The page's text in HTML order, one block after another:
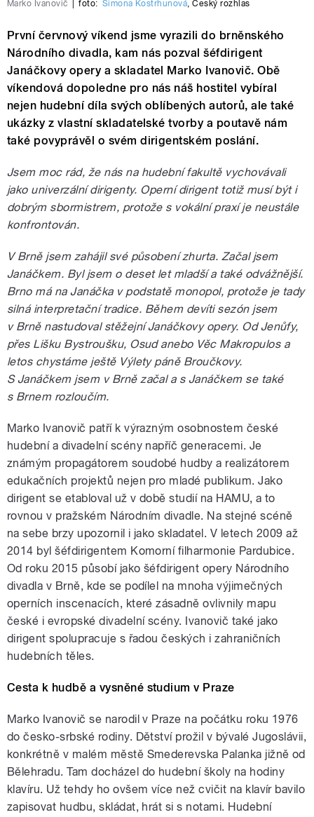
Marko Ivanovič foto: Simona Kostrhunová,Český rozhlas
První červnový víkend jsme vyrazili do brněnského
Národního divadla, kam nás pozval šéfdirigent
Janáčkovy opery a skladatel Marko Ivanovič. Obě
víkendová dopoledne pro nás náš hostitel vybíral
nejen hudební díla svých oblíbených autorů, ale také
ukázky z vlastní skladatelské tvorby a poutavě nám
také povyprávěl o svém dirigentském poslání.
Jsem moc rád, že nás na hudební fakultě vychovávali
jako univerzální dirigenty. Operní dirigent totiž musí být i
dobrým sbormistrem, protože s vokální praxí je neustále
konfrontován.
V Brně jsem zahájil své působení zhurta. Začal jsem
Janáčkem. Byl jsem o deset let mladší a také odvážnější.
Brno má na Janáčka v podstatě monopol, protože je tady
silná interpretační tradice. Během devíti sezón jsem
v Brně nastudoval stěžejní Janáčkovy opery. Od Jenůfy,
přes Lišku Bystroušku, Osud anebo Věc Makropulos a
letos chystáme ještě Výlety páně Broučkovy.
S Janáčkem jsem v Brně začal a s Janáčkem se také
s Brnem rozloučím.
Marko Ivanovič patří k výrazným osobnostem české
hudební a divadelní scény napříč generacemi. Je
známým propagátorem soudobé hudby a realizátorem
edukačních projektů nejen pro mladé publikum. Jako
dirigent se etabloval už v době studií na HAMU, a to
rovnou v pražském Národním divadle. Na stejné scéně
na sebe brzy upozornil i jako skladatel. V letech 2009 až
2014 byl šéfdirigentem Komorní filharmonie Pardubice.
Od roku 2015 působí jako šéfdirigent opery Národního
divadla v Brně, kde se podílel na mnoha výjimečných
operních inscenacích, které zásadně ovlivnily mapu
české i evropské divadelní scény. Ivanovič také jako
dirigent spolupracuje s řadou českých i zahraničních
hudebních těles.
Cesta k hudbě a vysněné studium v Praze
Marko Ivanovič se narodil v Praze na počátku roku 1976
do česko-srbské rodiny. Dětství prožil v bývalé Jugoslávii,
konkrétně v malém městě Smederevska Palanka jižně od
Bělehradu. Tam docházel do hudební školy na hodiny
klavíru. Už tehdy ho ovšem více než cvičit na klavír bavilo
zapisovat hudbu, skládat, hrát si s notami. Hudební